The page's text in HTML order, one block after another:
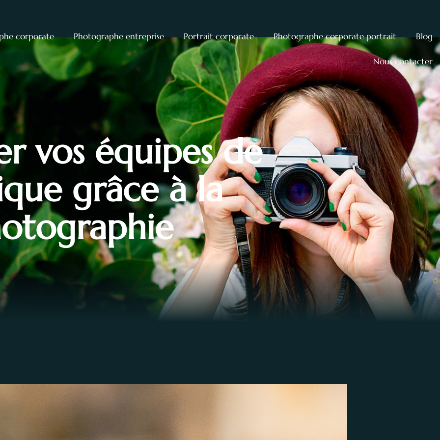
corporate Photographe entreprise Portrait corporate Photographe corporate portrait Blog
Nous contacter
vos équipes de
grâce à la